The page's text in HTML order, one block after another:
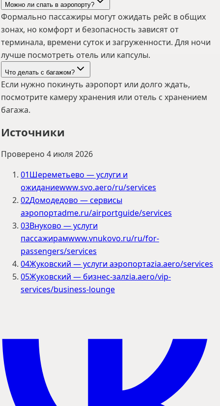
Можно ли спать в аэропорту?
Формально пассажиры могут ожидать рейс в общих
зонах, но комфорт и безопасность зависят от
терминала, времени суток и загруженности. Для ночи
лучше посмотреть отель или капсулы.
Что делать с багажом?
Если нужно покинуть аэропорт или долго ждать,
посмотрите камеру хранения или отель с хранением
багажа.
Источники
Проверено 4 июля 2026
01Шереметьево — услуги и
ожиданиеwww.svo.aero/ru/services
02Домодедово — сервисы
аэропортаdme.ru/airportguide/services
03Внуково — услуги
пассажирамwww.vnukovo.ru/ru/for-
passengers/services
04Жуковский — услуги аэропортаzia.aero/services
05Жуковский — бизнес-залzia.aero/vip-
services/business-lounge